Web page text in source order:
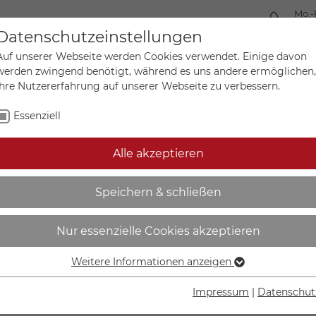
Mein
Sonderanfertigungen
Einrichtungen
IN DEN
Lieferzeit
unserer Webseite werden Cookies verwendet. Einige davon
zwingend benötigt, während es uns andere ermöglichen,
Nutzererfahrung auf unserer Webseite zu verbessern.
Essenziell
Alle akzeptieren
Speichern & schließen
Nur essenzielle Cookies akzeptieren
Essenzielle Cookies werden für grundlegende Funktionen der
Weitere Informationen anzeigen
Impressum